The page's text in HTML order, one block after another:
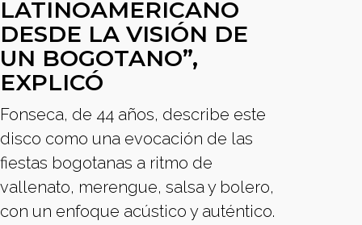
LATINOAMERICANO
DESDE LA VISIÓN DE
UN BOGOTANO”,
EXPLICÓ
Fonseca, de 44 años, describe este
disco como una evocación de las
fiestas bogotanas a ritmo de
vallenato, merengue, salsa y bolero,
con un enfoque acústico y auténtico.